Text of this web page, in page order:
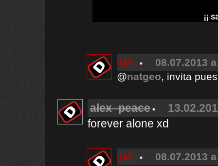
¡¡
[M].
08.07.2013
@natgeo, invita
alex_peace
forever alone xd
[M].
08.07.2013